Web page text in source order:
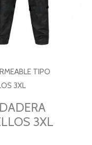
TIPO
3XL
3XL